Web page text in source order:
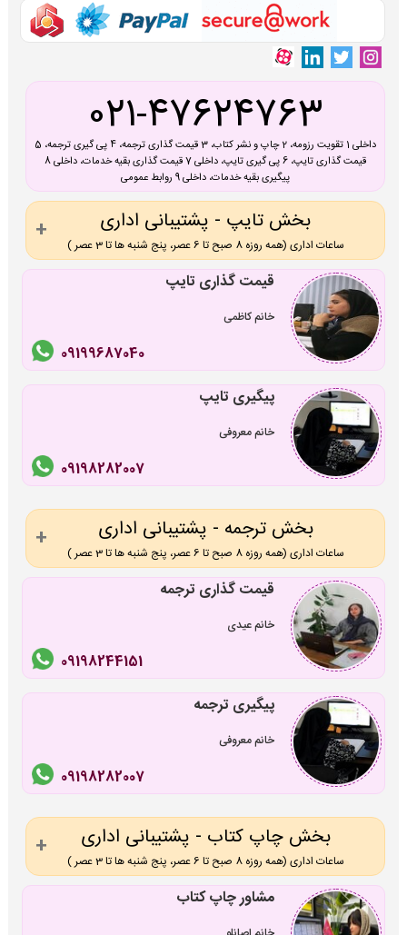
021-47624763
داخلی 1 تقویت رزومه، 2 چاپ و نشر کتاب، 3 قیمت گذاری ترجمه، 4 پی گیری ترجمه، 5
قیمت گذاری تایپ، 6 پی گیری تایپ، داخلی 7 قیمت گذاری بقیه خدمات، داخلی 8
پیگیری بقیه خدمات، داخلی 9 روابط عمومی
بخش تایپ - پشتیبانی اداری
ساعات اداری (همه روزه 8 صبح تا 6 عصر، پنج شنبه ها تا 3 عصر )
قیمت گذاری تایپ
خانم کاظمی
09199687040
پیگیری تایپ
خانم معروفی
09198282007
بخش ترجمه - پشتیبانی اداری
ساعات اداری (همه روزه 8 صبح تا 6 عصر، پنج شنبه ها تا 3 عصر )
قیمت گذاری ترجمه
خانم عیدی
09198244151
پیگیری ترجمه
خانم معروفی
09198282007
بخش چاپ کتاب - پشتیبانی اداری
ساعات اداری (همه روزه 8 صبح تا 6 عصر، پنج شنبه ها تا 3 عصر )
مشاور چاپ کتاب